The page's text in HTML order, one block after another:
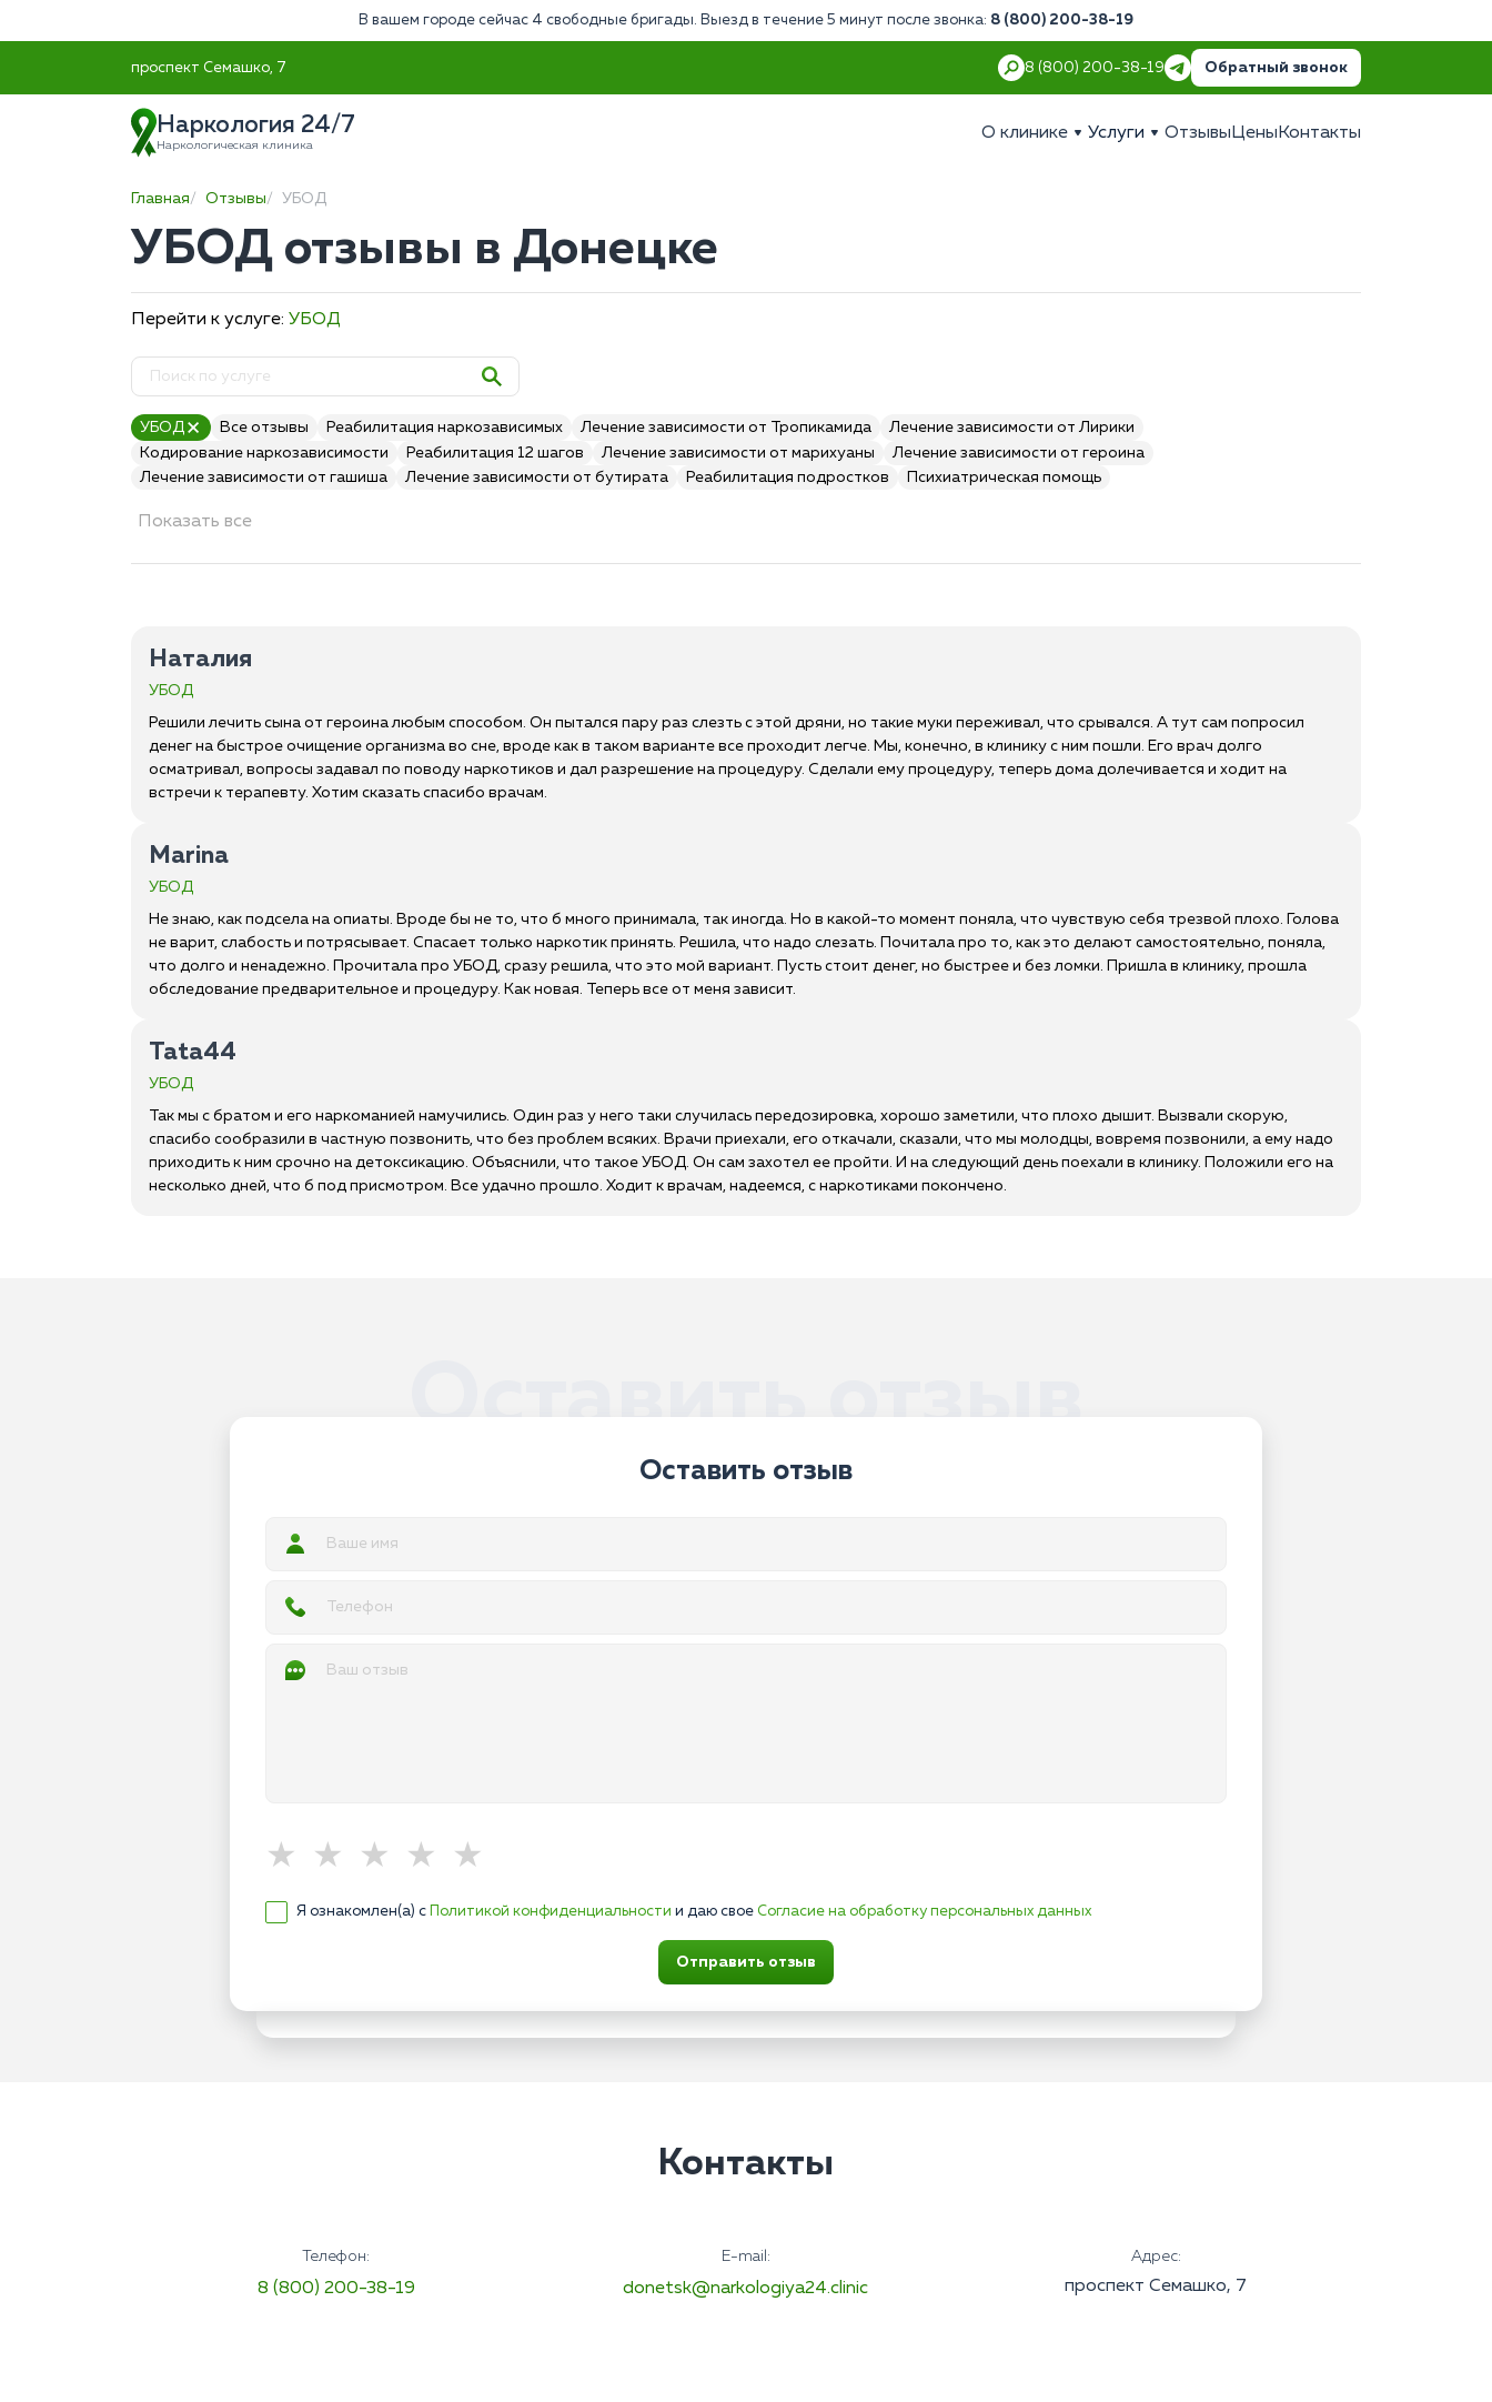
В вашем городе сейчас 4 свободные бригады. Выезд в течение 5 минут после звонка: 8 (800) 200-38-19
проспект Семашко, 7 8 (800) 200-38-19 Обратный звонок
Наркология 24/7
Наркологическая клиника
О клинике Услуги Отзывы Цены Контакты
Главная Отзывы УБОД
УБОД отзывы в Донецке
Перейти к услуге: УБОД
УБОД Все отзывы Реабилитация наркозависимых Лечение зависимости от Тропикамида
Лечение зависимости от Лирики
Кодирование наркозависимости
Реабилитация 12 шагов Лечение зависимости от марихуаны
Лечение зависимости от героина
Лечение зависимости от гашиша
Лечение зависимости от бутирата Реабилитация подростков Психиатрическая помощь
Показать все
Наталия
УБОД
Решили лечить сына от героина любым способом. Он пытался пару раз слезть с этой дряни, но такие муки переживал, что срывался. А тут сам попросил
денег на быстрое очищение организма во сне, вроде как в таком варианте все проходит легче. Мы, конечно, в клинику с ним пошли. Его врач долго
осматривал, вопросы задавал по поводу наркотиков и дал разрешение на процедуру. Сделали ему процедуру, теперь дома долечивается и ходит на
встречи к терапевту. Хотим сказать спасибо врачам.
Marina
УБОД
Не знаю, как подсела на опиаты. Вроде бы не то, что б много принимала, так иногда. Но в какой-то момент поняла, что чувствую себя трезвой плохо. Голова
не варит, слабость и потрясывает. Спасает только наркотик принять. Решила, что надо слезать. Почитала про то, как это делают самостоятельно, поняла,
что долго и ненадежно. Прочитала про УБОД, сразу решила, что это мой вариант. Пусть стоит денег, но быстрее и без ломки. Пришла в клинику, прошла
обследование предварительное и процедуру. Как новая. Теперь все от меня зависит.
Tata44
УБОД
Так мы с братом и его наркоманией намучились. Один раз у него таки случилась передозировка, хорошо заметили, что плохо дышит. Вызвали скорую,
спасибо сообразили в частную позвонить, что без проблем всяких. Врачи приехали, его откачали, сказали, что мы молодцы, вовремя позвонили, а ему надо
приходить к ним срочно на детоксикацию. Объяснили, что такое УБОД. Он сам захотел ее пройти. И на следующий день поехали в клинику. Положили его на
несколько дней, что б под присмотром. Все удачно прошло. Ходит к врачам, надеемся, с наркотиками покончено.
Оставить отзыв
Оставить отзыв
Я ознакомлен(а) с Политикой конфиденциальности и даю свое Согласие на обработку персональных данных
Отправить отзыв
Контакты
Телефон:
8 (800) 200-38-19
E-mail:
donetsk@narkologiya24.clinic
Адрес:
проспект Семашко, 7